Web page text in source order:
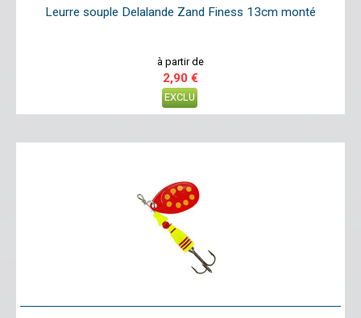
Leurre souple Delalande Zand Finess 13cm monté
à partir de
2,90 €
EXCLU